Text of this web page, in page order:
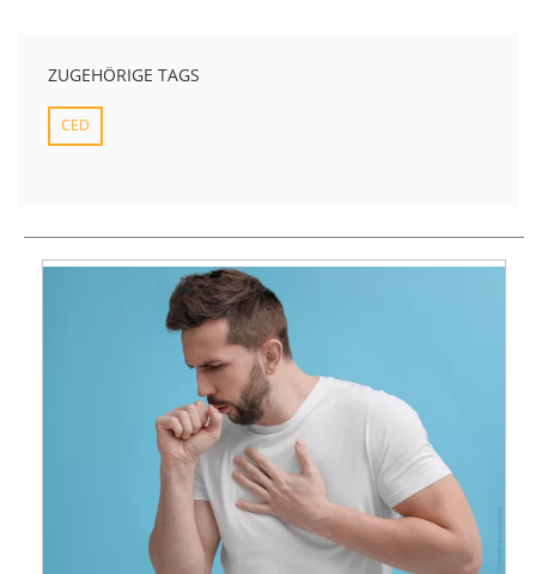
ZUGEHÖRIGE TAGS
CED